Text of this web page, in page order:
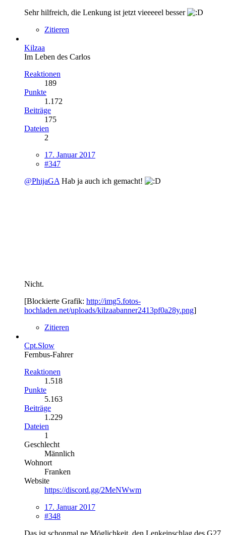
Sehr hilfreich, die Lenkung ist jetzt vieeeeel besser
Zitieren
Kilzaa
Im Leben des Carlos
Reaktionen
189
Punkte
1.172
Beiträge
175
Dateien
2
17. Januar 2017
#347
@PhijaGA Hab ja auch ich gemacht!
Nicht.
[Blockierte Grafik: http://img5.fotos-
hochladen.net/uploads/kilzaabanner2413pf0a28y.png]
Zitieren
Cpt.Slow
Fernbus-Fahrer
Reaktionen
1.518
Punkte
5.163
Beiträge
1.229
Dateien
1
Geschlecht
Männlich
Wohnort
Franken
Website
https://discord.gg/2MeNWwm
17. Januar 2017
#348
Das ist schonmal ne Möglichkeit, den Lenkeinschlag des G27